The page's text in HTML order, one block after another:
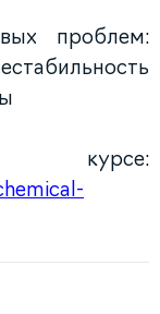
проблем: